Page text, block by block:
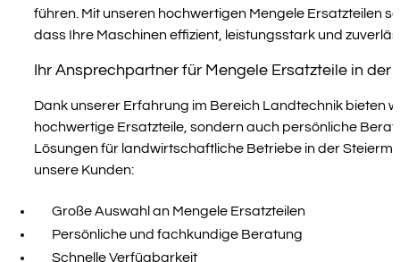
führen. Mit unseren hochwertigen Mengele Ersatzteilen
dass Ihre Maschinen effizient, leistungsstark und
Ihr Ansprechpartner für Mengele Ersatzteile in der
Dank unserer Erfahrung im Bereich Landtechnik bieten
hochwertige Ersatzteile, sondern auch persönliche
Lösungen für landwirtschaftliche Betriebe in der
unsere Kunden:
Große Auswahl an Mengele Ersatzteilen
Persönliche und fachkundige Beratung
Schnelle Verfügbarkeit